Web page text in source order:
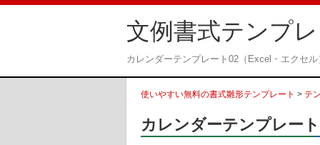
文例書式テンプ
カレンダーテンプレート02（Excel・エクセ
使いやすい無料の書式雛形テンプレート > テ
カレンダーテンプレー